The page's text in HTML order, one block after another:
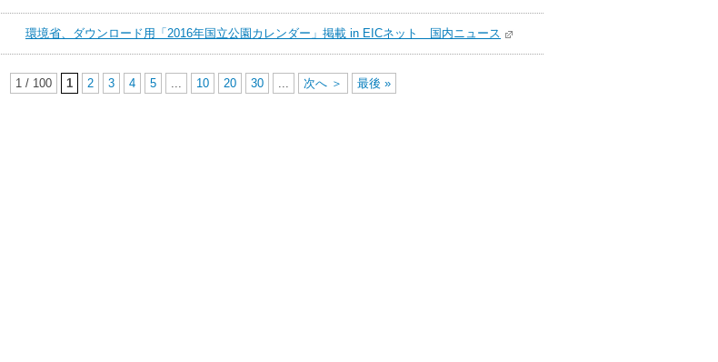
環境省、ダウンロード用「2016年国立公園カレンダー」掲載 in EICネット 国内ニュース
1 / 100 1 2 3 4 5 ... 10 20 30 ... 次へ ＞ 最後 »